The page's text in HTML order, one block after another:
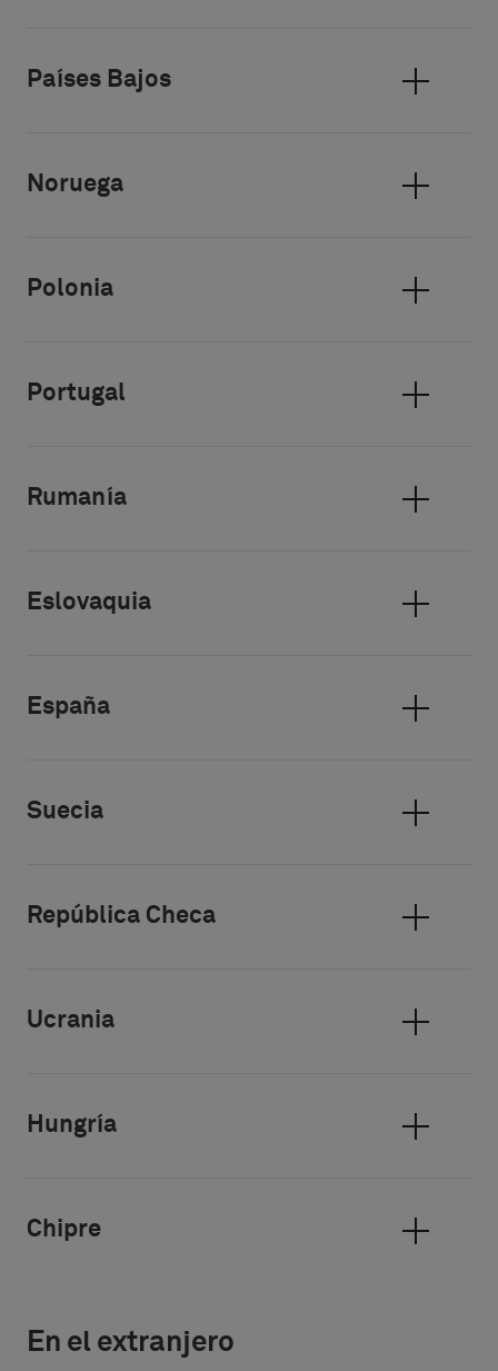
Países Bajos
Noruega
Polonia
Portugal
Rumanía
Eslovaquia
España
Suecia
República Checa
Ucrania
Hungría
Chipre
En el extranjero